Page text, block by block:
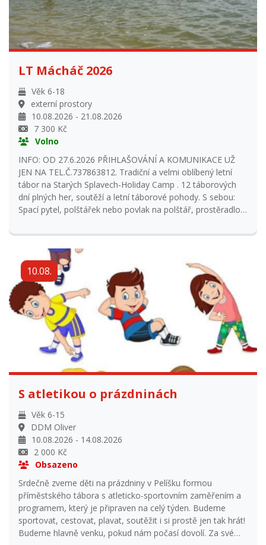
LT Mácháč 2026
Věk 6-18
externí prostory
10.08.2026 - 21.08.2026
7 300 Kč
Volno
INFO: OD 27.6.2026 PŘIHLAŠOVÁNÍ A KOMUNIKACE UŽ
JEN NA TEL.Č.737863812. Tradiční a velmi oblíbený letní
tábor na Starých Splavech-Holiday Camp . 12 táborových
dní plných her, soutěží a letní táborové pohody. S sebou:
Spací pytel, polštářek nebo povlak na polštář, prostěradlo,
sportovní soupravu 2x (ne novou, budeme chodit do lesa),
svetr, osobní prádlo, pyžamo, trička, ponožky, 2x plavky,
sandále, hygienické potřeby, 2x ručník ( nebo osušku),
nůžky, pastelky, maska na karneval, blok na kreslení,
dopisní papír + známky, jídlo na cestu (začínáme obědem,
tak nic velkého), sladkosti, ovoce, osobní léky ( nutná
domluva se zdravotníkem), kapesné, kelímek na pití, šátek.
Při odjezdu je nutno odevzdat: *prohlášení rodičů o
bezinfekčnosti (k dispozici na
www.ddmvrchlabi.cz/dokumentace-ddm-a-soubory-ke-
stazeni *Posudek o zdravotní způsobilosti dítěte (k
dispozici na www.ddmvrchlabi.cz/dokumentace-ddm-a-
soubory-ke-stazeni *zdravotní a očkovací průkaz *průkaz
pojištěnce pozor platí zde Omezení mobilních telefonů na
10.08.
S atletikou o prázdninách
Věk 6-15
10.08.2026 - 14.08.2026
2 000 Kč
Obsazeno
Srdečně zveme děti na prázdniny v Pelíšku formou
příměstského tábora s atleticko-sportovním zaměřením a
programem, který je připraven na celý týden. Budeme
sportovat, cestovat, plavat, soutěžit i si prostě jen tak hrát!
Budeme hlavně venku, pokud nám počasí dovolí. Za své
dovednosti budete oceněni nejen pochvalou :-) Sraz každý
den mezi 8-8,30 na budově DDM Oliver / dřívější nástup lze